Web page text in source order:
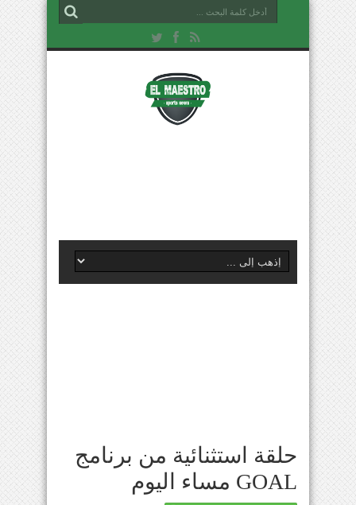
حلقة استثنائية من برنامج
GOAL مساء اليوم